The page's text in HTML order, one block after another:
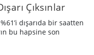
Çıksınlar
dışarıda bir saatten
bu hapsine son